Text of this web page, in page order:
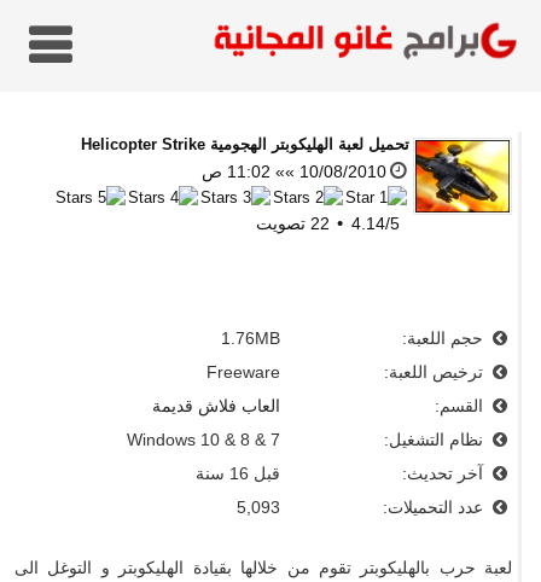
تحميل لعبة الهليكوبتر الهجومية Helicopter Strike
10/08/2010 »» 11:02 ص
4.14/5
22 تصويت
حجم اللعبة:
1.76MB
ترخيص اللعبة:
Freeware
القسم:
العاب فلاش قديمة
نظام التشغيل:
Windows 10 & 8 & 7
آخر تحديث:
قبل 16 سنة
عدد التحميلات:
5,093
لعبة حرب بالهليكوبتر تقوم من خلالها بقيادة الهليكوبتر و التوغل الى